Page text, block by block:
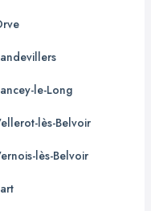
le-Long
lès-Belvoir
lès-Belvoir